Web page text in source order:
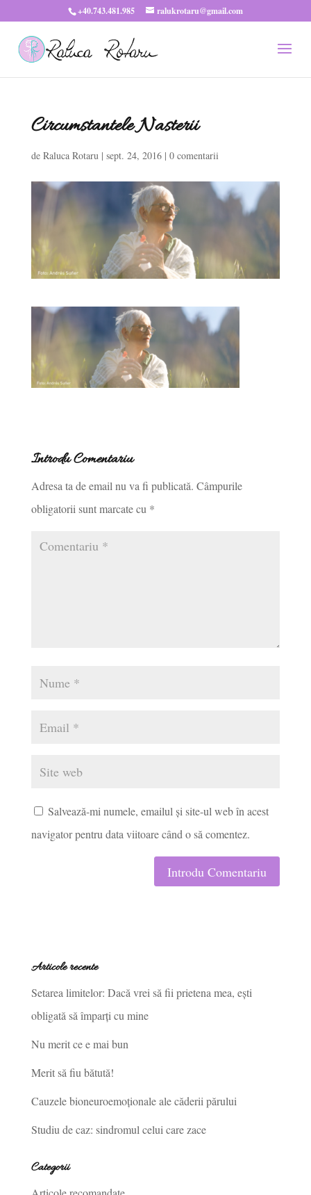
+40.743.481.985 ralukrotaru@gmail.com
Circumstantele Nasterii
de Raluca Rotaru| sept. 24, 2016| 0 comentarii
Introdu Comentariu
Adresa ta de email nu va fi publicată. Câmpurile
obligatorii sunt marcate cu *
Salvează-mi numele, emailul și site-ul web în acest
navigator pentru data viitoare când o să comentez.
Articole recente
Setarea limitelor: Dacă vrei să fii prietena mea, ești
obligată să împarți cu mine
Nu merit ce e mai bun
Merit să fiu bătută!
Cauzele bioneuroemoționale ale căderii părului
Studiu de caz: sindromul celui care zace
Categorii